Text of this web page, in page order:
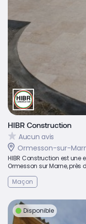
HIBR Construction
Aucun avis
Ormesson-sur-
HIBR Construction est une
Ormesson sur Marne, près
Maçon
Disponible